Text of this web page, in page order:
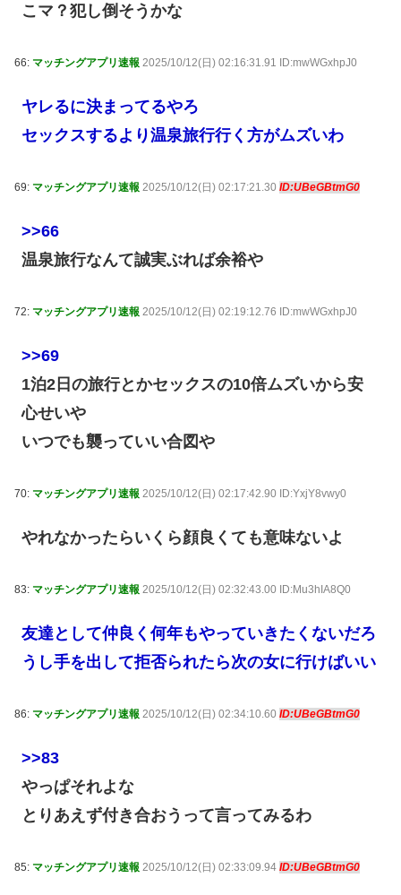
こマ？犯し倒そうかな
66: マッチングアプリ速報 2025/10/12(日) 02:16:31.91 ID:mwWGxhpJ0
ヤレるに決まってるやろ
セックスするより温泉旅行行く方がムズいわ
69: マッチングアプリ速報 2025/10/12(日) 02:17:21.30 ID:UBeGBtmG0
>>66
温泉旅行なんて誠実ぶれば余裕や
72: マッチングアプリ速報 2025/10/12(日) 02:19:12.76 ID:mwWGxhpJ0
>>69
1泊2日の旅行とかセックスの10倍ムズいから安
心せいや
いつでも襲っていい合図や
70: マッチングアプリ速報 2025/10/12(日) 02:17:42.90 ID:YxjY8vwy0
やれなかったらいくら顔良くても意味ないよ
83: マッチングアプリ速報 2025/10/12(日) 02:32:43.00 ID:Mu3hIA8Q0
友達として仲良く何年もやっていきたくないだろ
うし手を出して拒否られたら次の女に行けばいい
86: マッチングアプリ速報 2025/10/12(日) 02:34:10.60 ID:UBeGBtmG0
>>83
やっぱそれよな
とりあえず付き合おうって言ってみるわ
85: マッチングアプリ速報 2025/10/12(日) 02:33:09.94 ID:UBeGBtmG0